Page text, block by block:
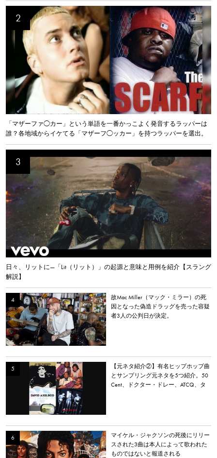
「マザーファ◯カー」という単語を一番かっこよく発音するラッパーは
誰？各地域からイケてる「マザーフ◯ッカー」を持つラッパーを選出。
日々、リットに—「Lit（リット）」の起源と意味と用例を紹介【スラング
解説】
故Mac Miller（マック・ミラー）の死
因となった偽造ドラッグを売った容疑
者3人の公判日が決定。
【元ネタ紹介②】有名ヒップホップ曲
とサンプリング元ネタを5つ紹介。50
Cent、ドクター・ドレー、ATCQ、タ
マイケル・ジャクソンの死後にリリー
スされた3曲は本人によって歌われた
ものではないと報道される